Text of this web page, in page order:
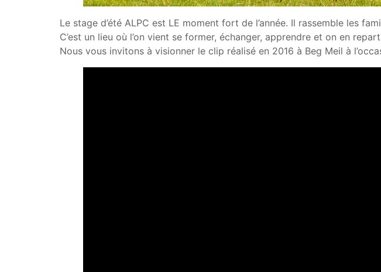
Le stage d’été ALPC est LE moment fort de l’année. Il rassemble les
C’est un lieu où l’on vient se former, échanger, apprendre et on en
Nous vous invitons à visionner le clip réalisé en 2016 à Beg Meil à